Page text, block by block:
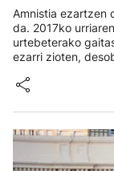
Amnistia ezartzen
da. 2017ko
urtebeterako
ezarri zioten,